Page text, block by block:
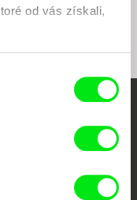
od vás získali,